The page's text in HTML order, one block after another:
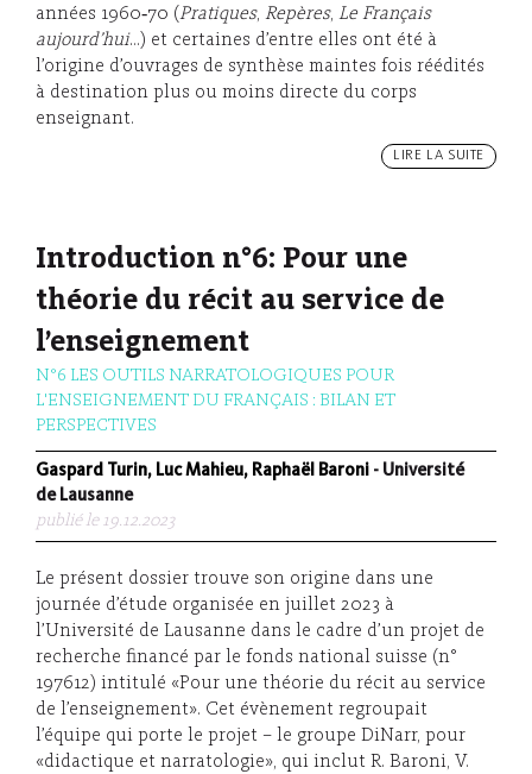
années 1960‑70 (Pratiques, Repères, Le Français
aujourd’hui…) et certaines d’entre elles ont été à
l’origine d’ouvrages de synthèse maintes fois réédités
à destination plus ou moins directe du corps
enseignant.
LIRE LA SUITE
Introduction n°6: Pour une
théorie du récit au service de
l’enseignement
N°6 LES OUTILS NARRATOLOGIQUES POUR
L'ENSEIGNEMENT DU FRANÇAIS : BILAN ET
PERSPECTIVES
Gaspard Turin, Luc Mahieu, Raphaël Baroni - Université
de Lausanne
publié le 19.12.2023
Le présent dossier trouve son origine dans une
journée d’étude organisée en juillet 2023 à
l’Université de Lausanne dans le cadre d’un projet de
recherche financé par le fonds national suisse (n°
197612) intitulé «Pour une théorie du récit au service
de l’enseignement». Cet évènement regroupait
l’équipe qui porte le projet – le groupe DiNarr, pour
«didactique et narratologie», qui inclut R. Baroni, V.